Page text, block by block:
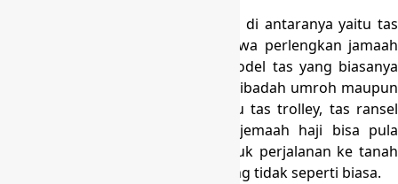
Sebagian hal yang perlu di penuhi di antaranya yaitu tas
yang dapat dipakai untuk membawa perlengkan jamaah
umroh atau haji. Ada sebagian model tas yang biasanya
dipakai pada waktu melakukan beribadah umroh maupun
haji, di antaranya yaitu koper atau tas trolley, tas ransel
dan tas pinggang. Untuk calon jemaah haji bisa pula
memperoleh tas yang dipakai untuk perjalanan ke tanah
suci dari tanah pabrik tas koper yang tidak seperti biasa.